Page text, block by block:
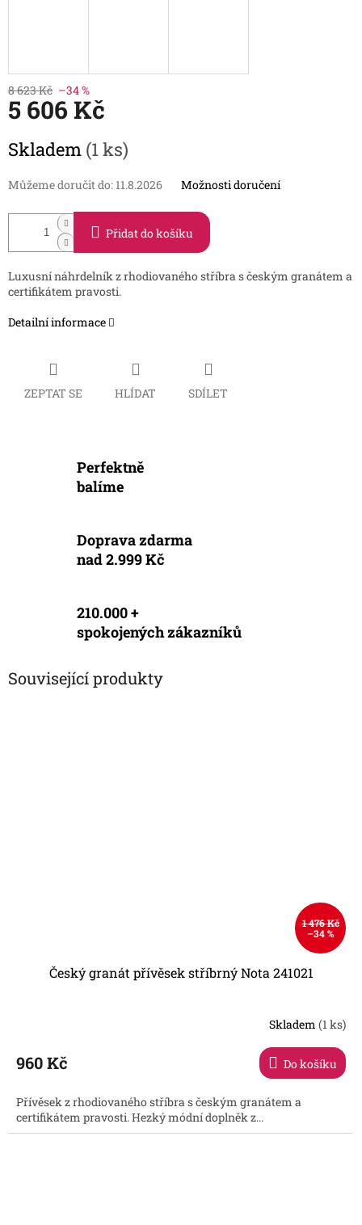
8 623 Kč –34 %
5 606 Kč
cena:
Skladem (1 ks)
Můžeme doručit do: 11.8.2026 Možnosti doručení
Přidat do košíku
Luxusní náhrdelník z rhodiovaného stříbra s českým granátem a
certifikátem pravosti.
Detailní informace
ZEPTAT SE HLÍDAT SDÍLET
Perfektně
balíme
Doprava zdarma
nad 2.999 Kč
210.000 +
spokojených zákazníků
Související produkty
1 476 Kč
–34 %
Český granát přívěsek stříbrný Nota 241021
Skladem (1 ks)
960 Kč Do košíku
Přívěsek z rhodiovaného stříbra s českým granátem a
certifikátem pravosti. Hezký módní doplněk z...